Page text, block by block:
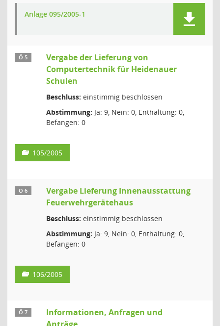
Anlage 095/2005-1
Ö 5
Vergabe der Lieferung von
Computertechnik für Heidenauer
Schulen
Beschluss: einstimmig beschlossen
Abstimmung: Ja: 9, Nein: 0, Enthaltung: 0,
Befangen: 0
105/2005
Ö 6
Vergabe Lieferung Innenausstattung
Feuerwehrgerätehaus
Beschluss: einstimmig beschlossen
Abstimmung: Ja: 9, Nein: 0, Enthaltung: 0,
Befangen: 0
106/2005
Ö 7
Informationen, Anfragen und